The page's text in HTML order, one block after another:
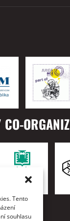
Tento
souhlasu